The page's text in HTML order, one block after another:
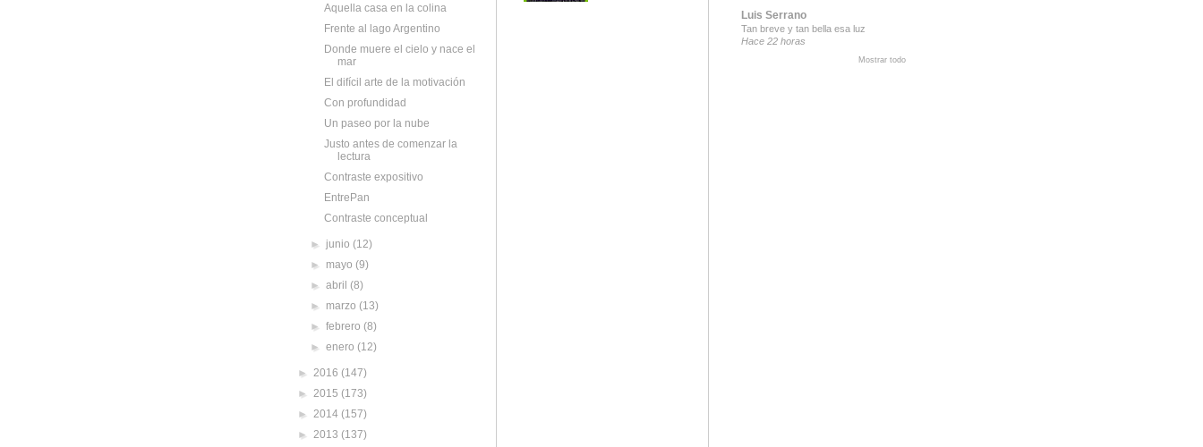
Aquella casa en la colina
Frente al lago Argentino
Donde muere el cielo y nace el
mar
El difícil arte de la motivación
Con profundidad
Un paseo por la nube
Justo antes de comenzar la
lectura
Contraste expositivo
EntrePan
Contraste conceptual
► junio(12)
► mayo(9)
►abril(8)
► marzo(13)
►febrero(8)
►enero(12)
► 2016 (147)
► 2015 (173)
► 2014 (157)
► 2013 (137)
Luis Serrano
Tan breve y tan bella esa luz
Hace 22 horas
Mostrar todo